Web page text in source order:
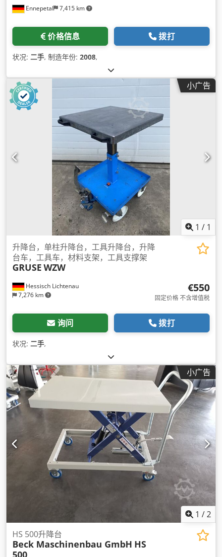
Ennepetal 7,415 km
价格信息 拨打
状况: 二手, 制造年份: 2008,
小广告
1 / 1
Hessisch Lichtenau
7,276 km
升降台，单柱升降台，工具升降台，升降
台车，工具车，材料支架，工具支撑架
GRUSE WZW
€550
固定价格 不含增值税
询问 拨打
状况: 二手,
小广告
1 /2
HS 500升降台
Beck Maschinenbau GmbH HS
500